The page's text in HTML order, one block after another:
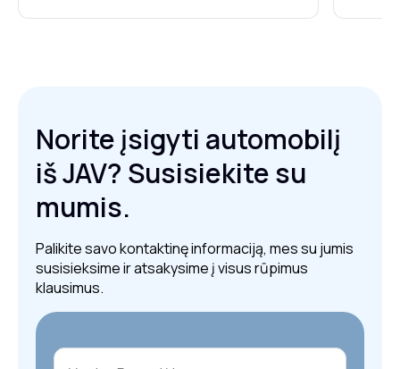
Norite įsigyti automobilį
iš JAV? Susisiekite su
mumis.
Palikite savo kontaktinę informaciją, mes su jumis
susisieksime ir atsakysime į visus rūpimus
klausimus.